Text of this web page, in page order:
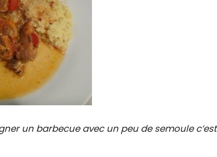
un barbecue avec un peu de semoule c’est